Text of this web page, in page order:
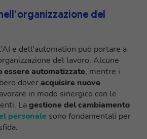
del
e dell’automation può portare a
del lavoro. Alcune
essere automatizzate, mentre i
doveracquisire nuove
in modo sinergico con le
Lagestione del cambiamento
personale sono fondamentali per